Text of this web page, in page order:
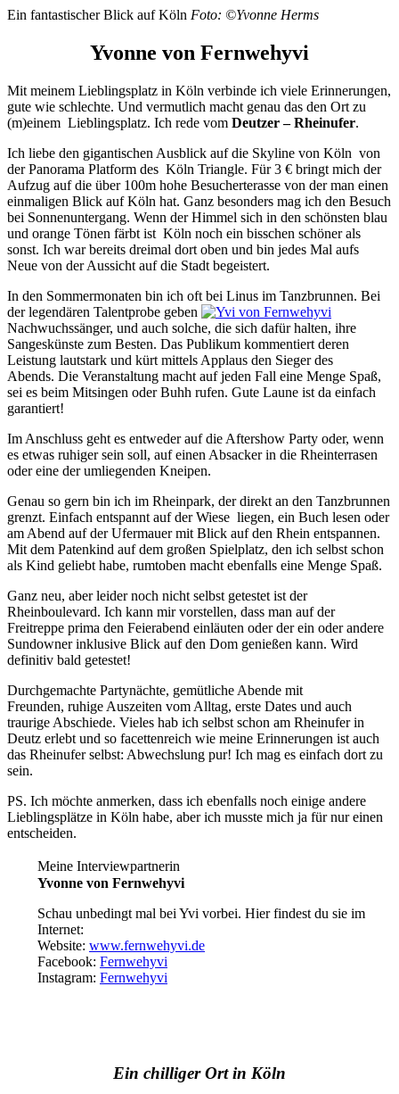
Ein fantastischer Blick auf Köln Foto: ©Yvonne Herms
Yvonne von Fernwehyvi
Mit meinem Lieblingsplatz in Köln verbinde ich viele Erinnerungen,
gute wie schlechte. Und vermutlich macht genau das den Ort zu
(m)einem Lieblingsplatz. Ich rede vom Deutzer – Rheinufer.
Ich liebe den gigantischen Ausblick auf die Skyline von Köln von
der Panorama Platform des Köln Triangle. Für 3 € bringt mich der
Aufzug auf die über 100m hohe Besucherterasse von der man einen
einmaligen Blick auf Köln hat. Ganz besonders mag ich den Besuch
bei Sonnenuntergang. Wenn der Himmel sich in den schönsten blau
und orange Tönen färbt ist Köln noch ein bisschen schöner als
sonst. Ich war bereits dreimal dort oben und bin jedes Mal aufs
Neue von der Aussicht auf die Stadt begeistert.
In den Sommermonaten bin ich oft bei Linus im Tanzbrunnen. Bei
der legendären Talentprobe geben
Nachwuchssänger, und auch solche, die sich dafür halten, ihre
Sangeskünste zum Besten. Das Publikum kommentiert deren
Leistung lautstark und kürt mittels Applaus den Sieger des
Abends. Die Veranstaltung macht auf jeden Fall eine Menge Spaß,
sei es beim Mitsingen oder Buhh rufen. Gute Laune ist da einfach
garantiert!
Im Anschluss geht es entweder auf die Aftershow Party oder, wenn
es etwas ruhiger sein soll, auf einen Absacker in die Rheinterrasen
oder eine der umliegenden Kneipen.
Genau so gern bin ich im Rheinpark, der direkt an den Tanzbrunnen
grenzt. Einfach entspannt auf der Wiese liegen, ein Buch lesen oder
am Abend auf der Ufermauer mit Blick auf den Rhein entspannen.
Mit dem Patenkind auf dem großen Spielplatz, den ich selbst schon
als Kind geliebt habe, rumtoben macht ebenfalls eine Menge Spaß.
Ganz neu, aber leider noch nicht selbst getestet ist der
Rheinboulevard. Ich kann mir vorstellen, dass man auf der
Freitreppe prima den Feierabend einläuten oder der ein oder andere
Sundowner inklusive Blick auf den Dom genießen kann. Wird
definitiv bald getestet!
Durchgemachte Partynächte, gemütliche Abende mit
Freunden, ruhige Auszeiten vom Alltag, erste Dates und auch
traurige Abschiede. Vieles hab ich selbst schon am Rheinufer in
Deutz erlebt und so facettenreich wie meine Erinnerungen ist auch
das Rheinufer selbst: Abwechslung pur! Ich mag es einfach dort zu
sein.
PS. Ich möchte anmerken, dass ich ebenfalls noch einige andere
Lieblingsplätze in Köln habe, aber ich musste mich ja für nur einen
entscheiden.
Meine Interviewpartnerin
Yvonne von Fernwehyvi
Schau unbedingt mal bei Yvi vorbei. Hier findest du sie im
Internet:
Website: www.fernwehyvi.de
Facebook: Fernwehyvi
Instagram: Fernwehyvi
Ein chilliger Ort in Köln